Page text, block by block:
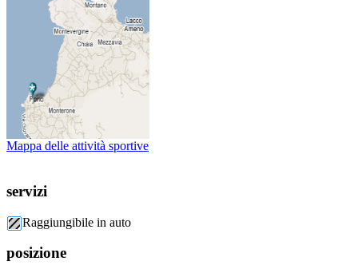
Mappa delle attività sportive
servizi
Raggiungibile in auto
posizione